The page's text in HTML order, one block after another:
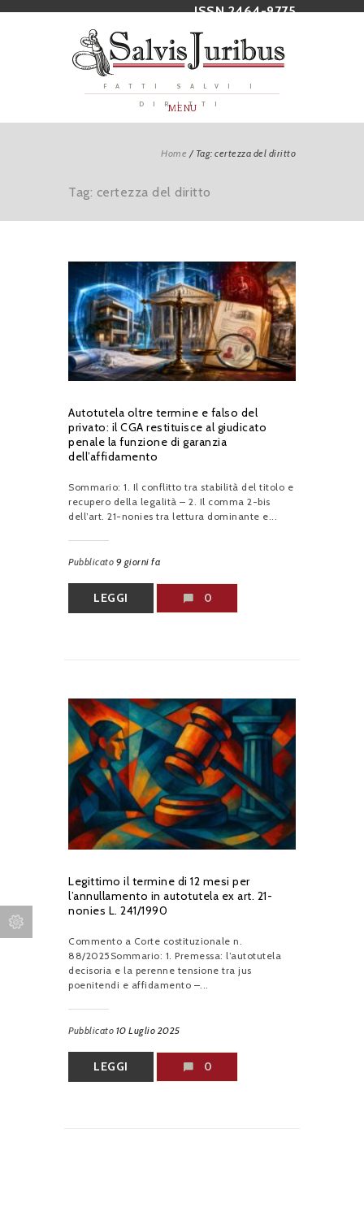
ISSN 2464-9775
FATTI SALVI I
DIRITTI
MENU
Home / Tag: certezza del diritto
Tag: certezza del diritto
Autotutela oltre termine e falso del
privato: il CGA restituisce al giudicato
penale la funzione di garanzia
dell’affidamento
Sommario: 1. Il conflitto tra stabilità del titolo e
recupero della legalità – 2. Il comma 2-bis
dell’art. 21-nonies tra lettura dominante e...
Pubblicato 9 giorni fa
LEGGI 0
Legittimo il termine di 12 mesi per
l’annullamento in autotutela ex art. 21-
nonies L. 241/1990
Commento a Corte costituzionale n.
88/2025Sommario: 1. Premessa: l’autotutela
decisoria e la perenne tensione tra jus
poenitendi e affidamento –...
Pubblicato 10 Luglio 2025
LEGGI 0